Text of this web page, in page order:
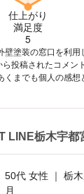
塗装の窓口を利用
投稿されたコメン
までも個人の感想
LINE栃木宇都
50代 女性 ｜ 栃
月